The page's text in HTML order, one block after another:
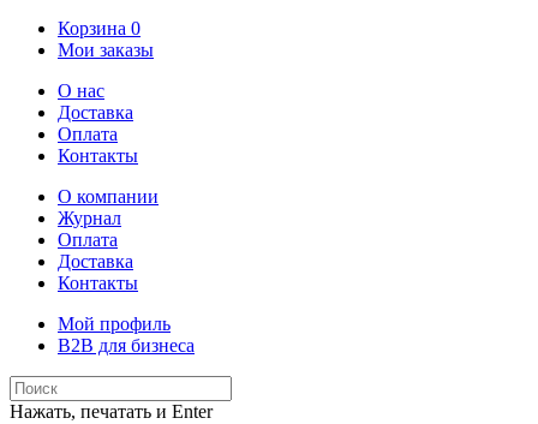
Корзина 0
Мои заказы
О нас
Доставка
Оплата
Контакты
О компании
Журнал
Оплата
Доставка
Контакты
Мой профиль
B2B для бизнеса
Нажать, печатать и Enter